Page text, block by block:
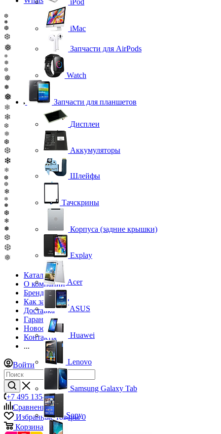
❆
❅
❆
❆
❅
❅
❅
❆
❅
❅
❅
❄
❄
❆
❅
❆
❆
❄
❄
❆
❆
❄
❄
❅
❆
❄
❅
❆
❆
❅
Каталог
О компании
Бренды
Как заказать?
Доставка
Гарантия
Новости
Контакты
...
Войти
+7 495 135-39-43
Сравнение0
Избранные товары 0
Корзина
iPod
iMac
Запчасти для AirPods
Watch
Запчасти для планшетов
Дисплеи
Аккумуляторы
Шлейфы
Тачскрины
Корпуса (задние крышки)
Explay
Acer
ASUS
Huawei
Lenovo
Samsung Galaxy Tab
Sony